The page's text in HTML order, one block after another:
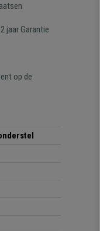
jaar Garantie
op de